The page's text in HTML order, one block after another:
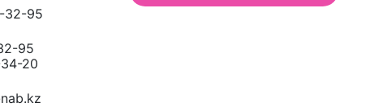
32-95
95
20